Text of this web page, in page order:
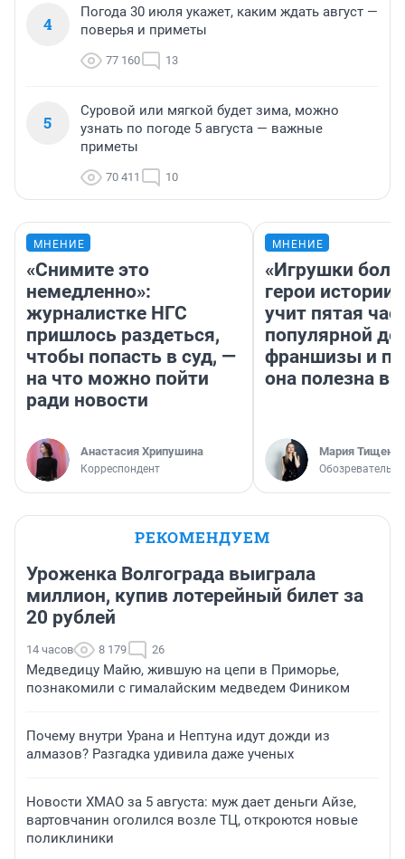
4
Погода 30 июля укажет, каким ждать август —
поверья и приметы
77 160 13
5
Суровой или мягкой будет зима, можно
узнать по погоде 5 августа — важные
приметы
70 411 10
МНЕНИЕ
«Снимите это
немедленно»:
журналистке НГС
пришлось раздеться,
чтобы попасть в суд, —
на что можно пойти
ради новости
Анастасия Хрипушина
Корреспондент
МНЕНИЕ
«Игрушки
герои
учит пятая
популярной
франшизы и
она полезна
Мария Тищенко
Обозреватель
РЕКОМЕНДУЕМ
Уроженка Волгограда выиграла
миллион, купив лотерейный билет за
20 рублей
14 часов 8 179 26
Медведицу Майю, жившую на цепи в Приморье,
познакомили с гималайским медведем Фиником
Почему внутри Урана и Нептуна идут дожди из
алмазов? Разгадка удивила даже ученых
Новости ХМАО за 5 августа: муж дает деньги Айзе,
вартовчанин оголился возле ТЦ, откроются новые
поликлиники